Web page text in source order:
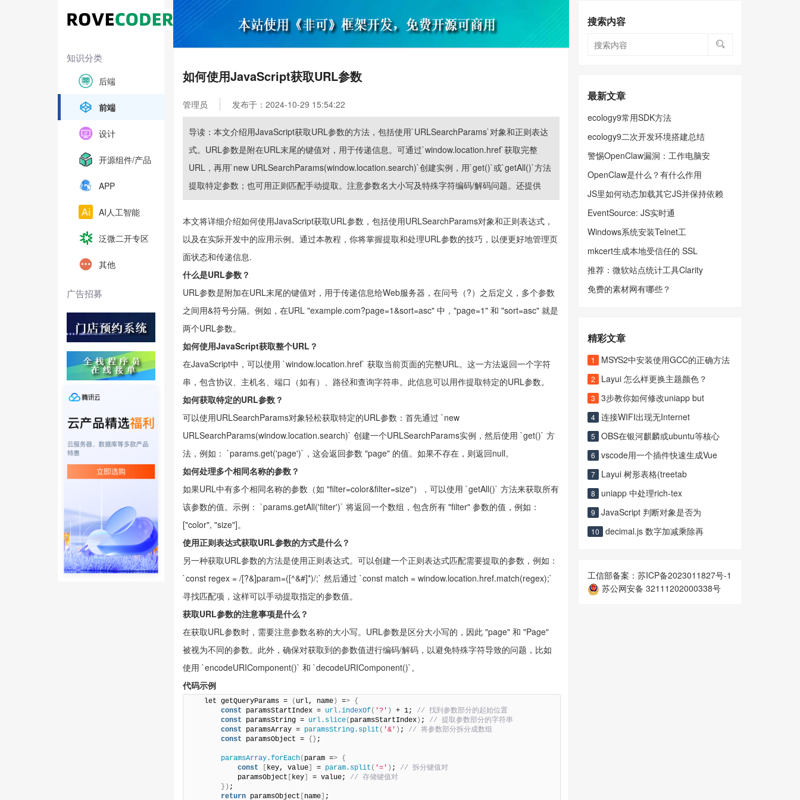
知识分类
后端
前端
设计
开源组件/产品
APP
AI人工智能
泛微二开专区
其他
广告招募
如何使用JavaScript获取URL参数
管理员 发布于：2024-10-29 15:54:22
导读：本文介绍用JavaScript获取URL参数的方法，包括使用`URLSearchParams`对象和正则表达
式。URL参数是附在URL末尾的键值对，用于传递信息。可通过`window.location.href`获取完整
URL，再用`new URLSearchParams(window.location.search)`创建实例，用`get()`或`getAll()`方法
提取特定参数；也可用正则匹配手动提取。注意参数名大小写及特殊字符编码/解码问题。还提供
本文将详细介绍如何使用JavaScript获取URL参数，包括使用URLSearchParams对象和正则表达式，
以及在实际开发中的应用示例。通过本教程，你将掌握提取和处理URL参数的技巧，以便更好地管理页
面状态和传递信息.
什么是URL参数？
URL参数是附加在URL末尾的键值对，用于传递信息给Web服务器，在问号（?）之后定义，多个参数
之间用&符号分隔。例如，在URL "example.com?page=1&sort=asc" 中，"page=1" 和 "sort=asc" 就是
两个URL参数。
如何使用JavaScript获取整个URL？
在JavaScript中，可以使用 `window.location.href` 获取当前页面的完整URL。这一方法返回一个字符
串，包含协议、主机名、端口（如有）、路径和查询字符串。此信息可以用作提取特定的URL参数。
如何获取特定的URL参数？
可以使用URLSearchParams对象轻松获取特定的URL参数：首先通过 `new
URLSearchParams(window.location.search)` 创建一个URLSearchParams实例，然后使用 `get()` 方
法，例如： `params.get('page')`，这会返回参数 "page" 的值。如果不存在，则返回null。
如何处理多个相同名称的参数？
如果URL中有多个相同名称的参数（如 "filter=color&filter=size"），可以使用 `getAll()` 方法来获取所有
该参数的值。示例： `params.getAll('filter')` 将返回一个数组，包含所有 "filter" 参数的值，例如：
["color", "size"]。
使用正则表达式获取URL参数的方式是什么？
另一种获取URL参数的方法是使用正则表达式。可以创建一个正则表达式匹配需要提取的参数，例如：
`const regex = /[?&]param=([^&#]*)/;` 然后通过 `const match = window.location.href.match(regex);`
寻找匹配项，这样可以手动提取指定的参数值。
获取URL参数的注意事项是什么？
在获取URL参数时，需要注意参数名称的大小写。URL参数是区分大小写的，因此 "page" 和 "Page"
被视为不同的参数。此外，确保对获取到的参数值进行编码/解码，以避免特殊字符导致的问题，比如
使用 `encodeURIComponent()` 和 `decodeURIComponent()`。
代码示例
    let getQueryParams =
( url, name ) => {
const paramsStartIndex = url.indexOf( '?' ) + 1;
// 找到参数部分的起始位置
const paramsString = url.slice( paramsStartIndex ) ;
// 提取参数部分的字符串
const paramsArray = paramsString.split ( '&' ) ;
// 将参数部分拆分成数组
const paramsObject = {} ;
paramsArray.forEach( param => {
const
key, value = param.split ( '=' ) ;
// 拆分键值对
            paramsObject
key = value;
// 存储键值对
}) ;
return paramsObject name ;
搜索内容
最新文章
ecology9常用SDK方法
ecology9二次开发环境搭建总结
警惕OpenClaw漏洞：工作电脑安
OpenClaw是什么？有什么作用
JS里如何动态加载其它JS并保持依赖
EventSource: JS实时通
Windows系统安装Telnet工
mkcert生成本地受信任的 SSL
推荐：微软站点统计工具Clarity
免费的素材网有哪些？
精彩文章
1 MSYS2中安装使用GCC的正确方法
2 Layui 怎么样更换主题颜色？
3 3步教你如何修改uniapp but
4 连接WIFI出现无Internet
5 OBS在银河麒麟或ubuntu等核心
6 vscode用一个插件快速生成Vue
7 Layui 树形表格(treetab
8 uniapp 中处理rich-tex
9 JavaScript 判断对象是否为
10 decimal.js 数字加减乘除再
工信部备案： 苏ICP备2023011827号-1
苏公网安备 32111202000338号